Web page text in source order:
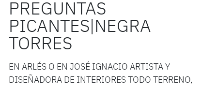
PREGUNTAS
PICANTES|NEGRA
TORRES
EN ARLÉS O EN JOSÉ IGNACIO ARTISTA Y
DISEÑADORA DE INTERIORES TODO TERRENO,